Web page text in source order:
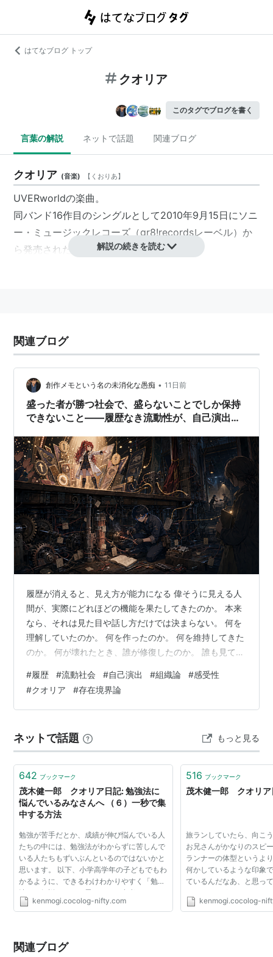
はてなブログ トップ
クオリア
このタグでブログを書く
言葉の解説 ネットで話題 関連ブログ
クオリア (音楽) 【 くおりあ】
UVERworldの楽曲。
同バンド16作目のシングルとして2010年9月15日にソニ
ー・ミュージックレコーズ（gr8!recordsレーベル）か
ら発売された。
クオリア
アーティスト:UVERworld
出版社/メーカー:SMR
メディア:CD
クリック: 7回
クオリア(ガンダムOO盤)(期間生
産限定盤)
アーティスト:UVERworld
出版社/メーカー:SMR
発売日:2010/09/15
メディア:CD
購入: 2人クリック: 35回
この商品を含むブログ (14件) を見る
クオリア(初回生産限定盤)(DVD
付)
アーティスト:UVERworld
出版社/メーカー: SMR
発売日:2010/09/15
購入: 3人クリック: 25回
この商品を含むブログ (9件) を見る
クオリア
→QUALIA
解説の続きを読む
関連ブログ
創作メモという名の未消化な愚痴 • 11日前
盛った者が勝つ社会で、盛らないことでしか保持
できないこと――履歴なき流動性が、自己演出を
履歴が消えると、見え方が能力になる 偉そうに見える人
間が、実際にどれほどの機能を果たしてきたのか。 本来
なら、それは見た目や話し方だけでは決まらない。 何を
理解していたのか。 何を作ったのか。 何を維持してきた
のか。 何が壊れたとき、誰が修復したのか。 誰も見てい
が、どの結果へつながったのか。 履歴をたどれば、少な
くとも、その人がどのような機能を果たしてきたのかは
見えてくる。 完全には分からなくても、現在の印象だけ
では事情が変わる。 人が頻繁に入れ替わる。 成果の生成
過程が見えない。 失敗の後…
#履歴 #流動社会 #自己演出 #組織論 #感受性
#クオリア #存在境界論
ネットで話題 もっと見る
642 ブックマーク
茂木健一郎 クオリア日記: 勉強法に
悩んでいるみなさんへ （６）一秒で集
中する方法
勉強が苦手だとか、成績が伸び悩んでいる人
たちの中には、勉強法がわからずに苦しんで
いる人たちもずいぶんといるのではないかと
思います。 以下、小学高学年の子どもでもわ
かるように、できるわけわかりやすく「勉強
法」を解説したいと思います。参考にしてく
ださい。 なお、ここで解説する勉強法は、大
kenmogi.cocolog-nifty.com
516 ブックマーク
茂木健一郎 クオリア
旅ランしていたら、向こ
お兄さんがかなりのスピ
ランナーの体型というよ
何かしているような印象
ているんだなあ、と思っ
ガタイの良いお兄さんが
kenmogi.cocolog-
関連ブログ